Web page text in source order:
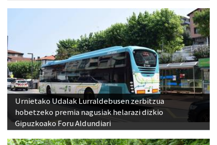
Urnietako Udalak Lurraldebusen zerbitzua
hobetzeko premia nagusiak helarazi dizkio
Gipuzkoako Foru Aldundiari